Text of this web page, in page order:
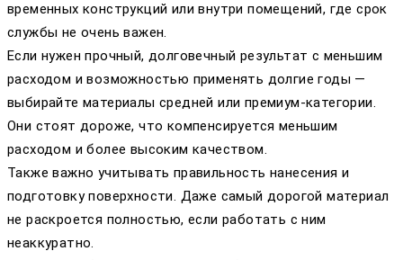
временных конструкций или внутри помещений, где срок
службы не очень важен.
Если нужен прочный, долговечный результат с меньшим
расходом и возможностью применять долгие годы —
выбирайте материалы средней или премиум-категории.
Они стоят дороже, что компенсируется меньшим
расходом и более высоким качеством.
Также важно учитывать правильность нанесения и
подготовку поверхности. Даже самый дорогой материал
не раскроется полностью, если работать с ним
неаккуратно.